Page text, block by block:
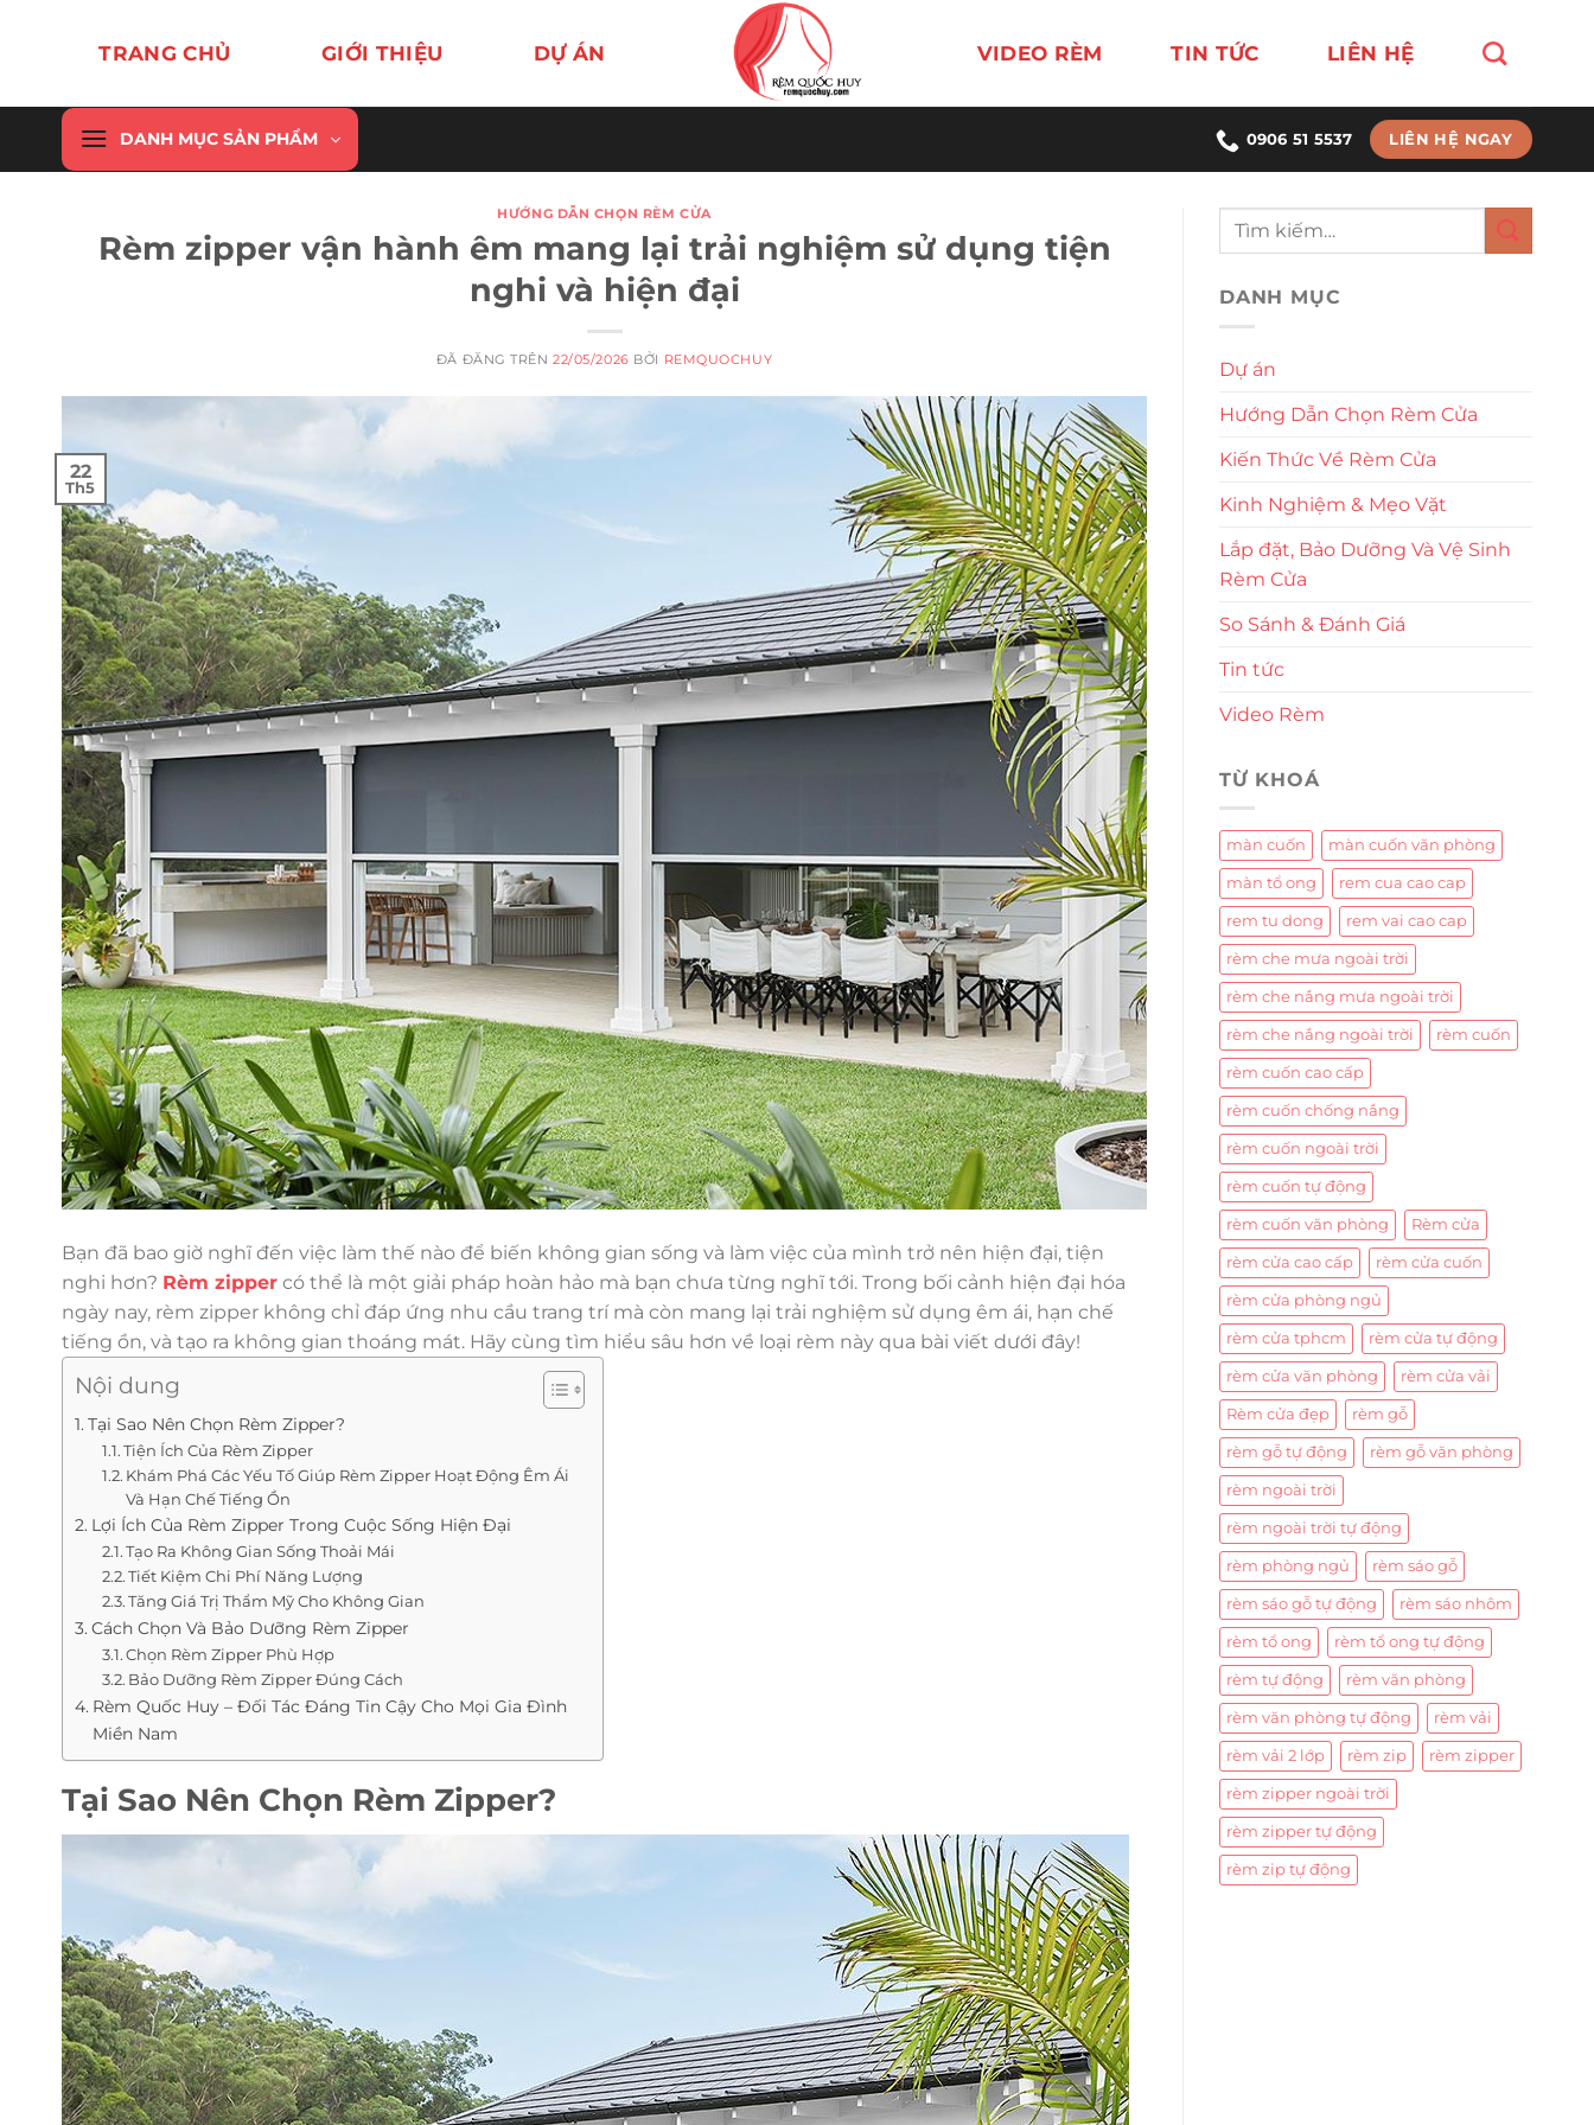
dung
TRANG CHỦ GIỚI THIỆU DỰ ÁN VIDEO RÈM TIN TỨC LIÊN HỆ
DANH MỤC SẢN PHẨM 0906 51 5537 LIÊN HỆ NGAY
HƯỚNG DẪN CHỌN RÈM CỬA
Rèm zipper vận hành êm mang lại trải nghiệm sử dụng tiện
nghi và hiện đại
ĐÃ ĐĂNG TRÊN22/05/2026 BỞI REMQUOCHUY
22
Th5
Bạn đã bao giờ nghĩ đến việc làm thế nào để biến không gian sống và làm việc của mình trở nên hiện đại, tiện
nghi hơn? Rèm zipper có thể là một giải pháp hoàn hảo mà bạn chưa từng nghĩ tới. Trong bối cảnh hiện đại hóa
ngày nay, rèm zipper không chỉ đáp ứng nhu cầu trang trí mà còn mang lại trải nghiệm sử dụng êm ái, hạn chế
tiếng ồn, và tạo ra không gian thoáng mát. Hãy cùng tìm hiểu sâu hơn về loại rèm này qua bài viết dưới đây!
Nội dung
Tại Sao Nên Chọn Rèm Zipper?
Tiện Ích Của Rèm Zipper
Khám Phá Các Yếu Tố Giúp Rèm Zipper Hoạt Động Êm Ái
Và Hạn Chế Tiếng Ồn
Lợi Ích Của Rèm Zipper Trong Cuộc Sống Hiện Đại
Tạo Ra Không Gian Sống Thoải Mái
Tiết Kiệm Chi Phí Năng Lượng
Tăng Giá Trị Thẩm Mỹ Cho Không Gian
Cách Chọn Và Bảo Dưỡng Rèm Zipper
Chọn Rèm Zipper Phù Hợp
Bảo Dưỡng Rèm Zipper Đúng Cách
Rèm Quốc Huy – Đối Tác Đáng Tin Cậy Cho Mọi Gia Đình
Miền Nam
Tại Sao Nên Chọn Rèm Zipper?
DANH MỤC
Dự án
Hướng Dẫn Chọn Rèm Cửa
Kiến Thức Về Rèm Cửa
Kinh Nghiệm & Mẹo Vặt
Lắp đặt, Bảo Dưỡng Và Vệ Sinh
Rèm Cửa
So Sánh & Đánh Giá
Tin tức
Video Rèm
TỪ KHOÁ
màn cuốn màn cuốn văn phòng
màn tổ ong rem cua cao cap
rem tu dong rem vai cao cap
rèm che mưa ngoài trời
rèm che nắng mưa ngoài trời
rèm che nắng ngoài trời rèm cuốn
rèm cuốn cao cấp
rèm cuốn chống nắng
rèm cuốn ngoài trời
rèm cuốn tự động
rèm cuốn văn phòng Rèm cửa
rèm cửa cao cấp rèm cửa cuốn
rèm cửa phòng ngủ
rèm cửa tphcm rèm cửa tự động
rèm cửa văn phòng rèm cửa vải
Rèm cửa đẹp rèm gỗ
rèm gỗ tự động rèm gỗ văn phòng
rèm ngoài trời
rèm ngoài trời tự động
rèm phòng ngủ rèm sáo gỗ
rèm sáo gỗ tự động rèm sáo nhôm
rèm tổ ong rèm tổ ong tự động
rèm tự động rèm văn phòng
rèm văn phòng tự động rèm vải
rèm vải 2 lớp rèm zip rèm zipper
rèm zipper ngoài trời
rèm zipper tự động
rèm zip tự động